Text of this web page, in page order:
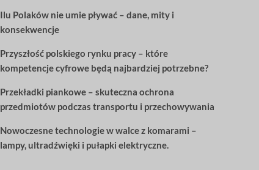
Ilu Polaków nie umie pływać – dane, mity i
konsekwencje
Przyszłość polskiego rynku pracy – które
kompetencje cyfrowe będą najbardziej potrzebne?
Przekładki piankowe – skuteczna ochrona
przedmiotów podczas transportu i przechowywania
Nowoczesne technologie w walce z komarami –
lampy, ultradźwięki i pułapki elektryczne.